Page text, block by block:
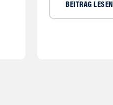
BEITRAG LESEN